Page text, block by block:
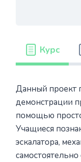
Курс
Данный проект
демонстрации
помощью
Учащиеся
эскалатора,